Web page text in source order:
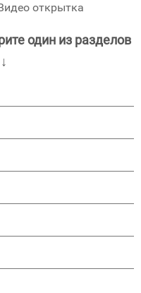
открытка
один из разделов